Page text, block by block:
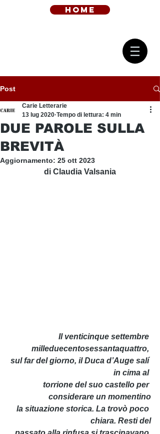
home
Post
DUE PAROLE SULLA
BREVITÀ
Carie Letterarie
13 lug 2020 Tempo di lettura: 4 min
Aggiornamento: 25 ott 2023
di Claudia Valsania
Il venticinque settembre
milleduecentosessantaquattro,
sul far del giorno, il Duca d’Auge salí
in cima al
torrione del suo castello per
considerare un momentino
chiara. Resti del